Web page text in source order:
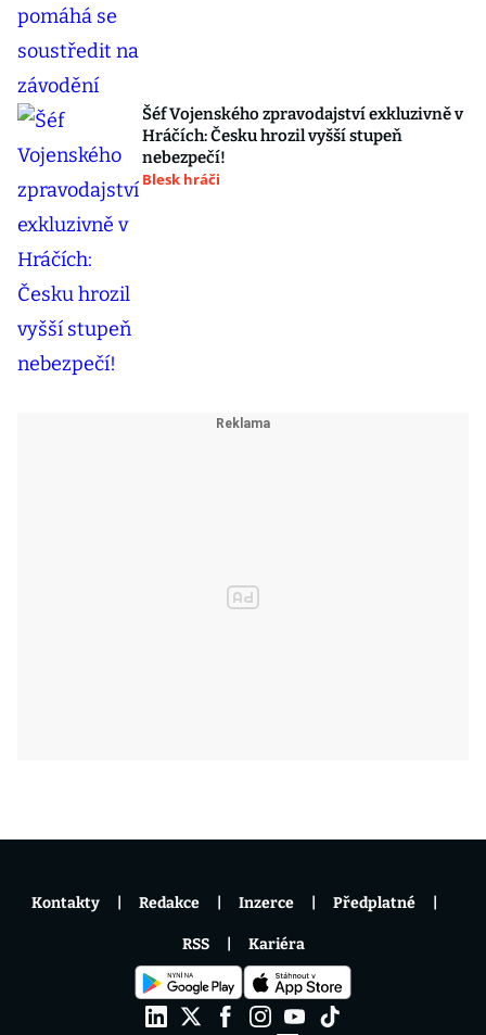
Šéf Vojenského zpravodajství exkluzivně v
Hráčích: Česku hrozil vyšší stupeň
nebezpečí!
Blesk hráči
Kontakty Redakce Inzerce Předplatné
RSS Kariéra